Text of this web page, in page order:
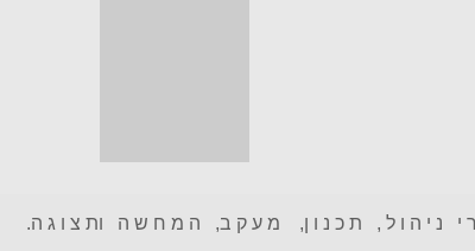
י נ י ה ו ל , ת כ נ ו ן, מ ע ק ב, ה מ ח ש ה ות צ ו ג